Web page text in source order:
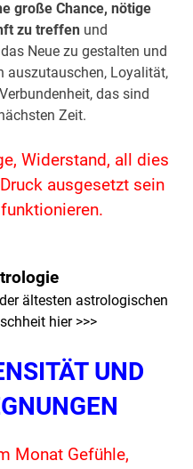
große Chance, nötige
zu treffen und
Neue zu gestalten und
auszutauschen, Loyalität,
das sind
Zeit.
Widerstand, all dies
ausgesetzt sein
ältesten astrologischen
hier >>>
UND
Monat Gefühle,